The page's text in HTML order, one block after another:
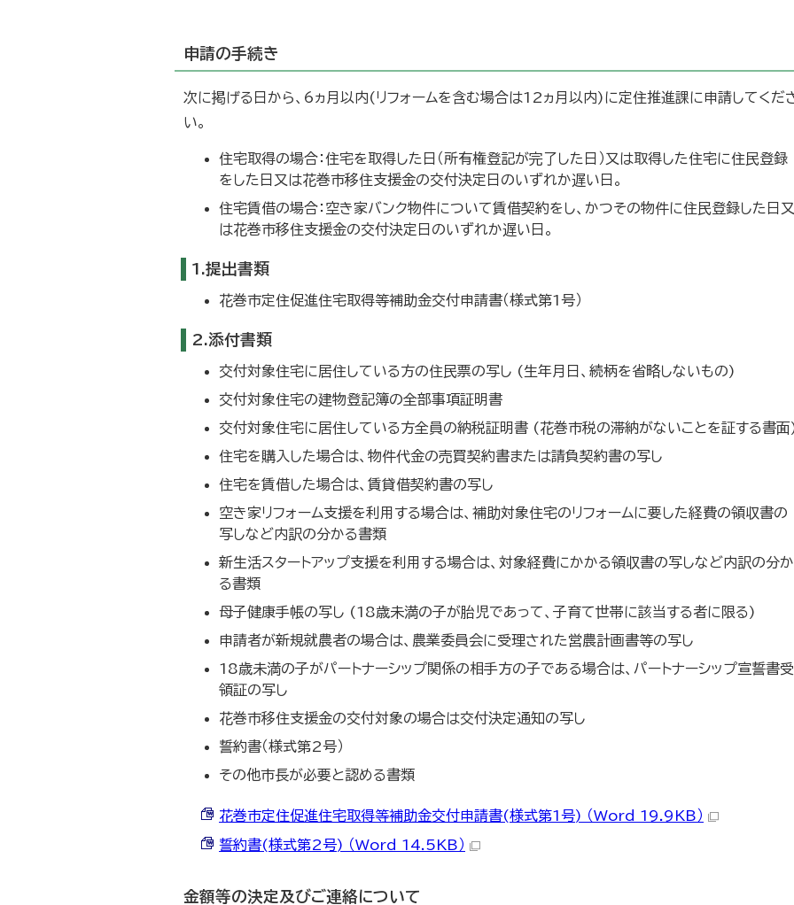
申請の手続き
次に掲げる日から、6ヵ月以内(リフォームを含む場合は12ヵ月以内)に定住推進課に申請してくだ
い。
住宅取得の場合：住宅を取得した日（所有権登記が完了した日）又は取得した住宅に住民登録
をした日又は花巻市移住支援金の交付決定日のいずれか遅い日。
住宅賃借の場合：空き家バンク物件について賃借契約をし、かつその物件に住民登録した日又
は花巻市移住支援金の交付決定日のいずれか遅い日。
1.提出書類
花巻市定住促進住宅取得等補助金交付申請書（様式第1号）
2.添付書類
交付対象住宅に居住している方の住民票の写し (生年月日、続柄を省略しないもの)
交付対象住宅の建物登記簿の全部事項証明書
交付対象住宅に居住している方全員の納税証明書 (花巻市税の滞納がないことを証する書
住宅を購入した場合は、物件代金の売買契約書または請負契約書の写し
住宅を賃借した場合は、賃貸借契約書の写し
空き家リフォーム支援を利用する場合は、補助対象住宅のリフォームに要した経費の領収書の
写しなど内訳の分かる書類
新生活スタートアップ支援を利用する場合は、対象経費にかかる領収書の写しなど内訳の分か
る書類
母子健康手帳の写し (18歳未満の子が胎児であって、子育て世帯に該当する者に限る)
申請者が新規就農者の場合は、農業委員会に受理された営農計画書等の写し
18歳未満の子がパートナーシップ関係の相手方の子である場合は、パートナーシップ宣誓書受
領証の写し
花巻市移住支援金の交付対象の場合は交付決定通知の写し
誓約書（様式第2号）
その他市長が必要と認める書類
花巻市定住促進住宅取得等補助金交付申請書(様式第1号) （Word 19.9KB）
誓約書(様式第2号) （Word 14.5KB）
金額等の決定及びご連絡について